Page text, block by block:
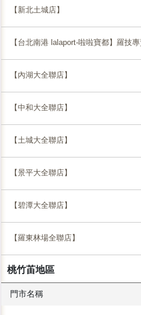
【新北土城店】
【台北南港 lalaport-啦啦寶都】羅技
【內湖大全聯店】
【中和大全聯店】
【土城大全聯店】
【景平大全聯店】
【碧潭大全聯店】
【羅東林場全聯店】
桃竹苖地區
門市名稱